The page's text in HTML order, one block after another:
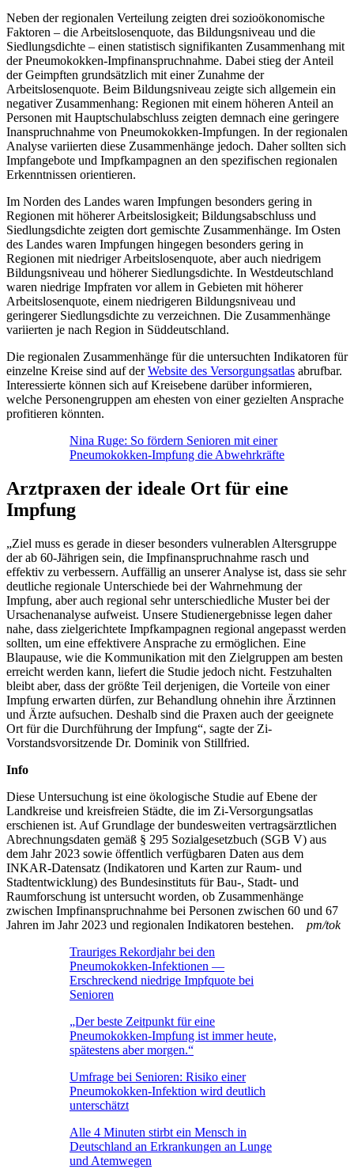
Neben der regionalen Verteilung zeigten drei sozioökonomische
Faktoren – die Arbeitslosenquote, das Bildungsniveau und die
Siedlungsdichte – einen statistisch signifikanten Zusammenhang mit
der Pneumokokken-Impfinanspruchnahme. Dabei stieg der Anteil
der Geimpften grundsätzlich mit einer Zunahme der
Arbeitslosenquote. Beim Bildungsniveau zeigte sich allgemein ein
negativer Zusammenhang: Regionen mit einem höheren Anteil an
Personen mit Hauptschulabschluss zeigten demnach eine geringere
Inanspruchnahme von Pneumokokken-Impfungen. In der regionalen
Analyse variierten diese Zusammenhänge jedoch. Daher sollten sich
Impfangebote und Impfkampagnen an den spezifischen regionalen
Erkenntnissen orientieren.
Im Norden des Landes waren Impfungen besonders gering in
Regionen mit höherer Arbeitslosigkeit; Bildungsabschluss und
Siedlungsdichte zeigten dort gemischte Zusammenhänge. Im Osten
des Landes waren Impfungen hingegen besonders gering in
Regionen mit niedriger Arbeitslosenquote, aber auch niedrigem
Bildungsniveau und höherer Siedlungsdichte. In Westdeutschland
waren niedrige Impfraten vor allem in Gebieten mit höherer
Arbeitslosenquote, einem niedrigeren Bildungsniveau und
geringerer Siedlungsdichte zu verzeichnen. Die Zusammenhänge
variierten je nach Region in Süddeutschland.
Die regionalen Zusammenhänge für die untersuchten Indikatoren für
einzelne Kreise sind auf derWebsite des Versorgungsatlas abrufbar.
Interessierte können sich auf Kreisebene darüber informieren,
welche Personengruppen am ehesten von einer gezielten Ansprache
profitieren könnten.
Nina Ruge: So fördern Senioren mit einer
Pneumokokken-Impfung die Abwehrkräfte
Arztpraxen der ideale Ort für eine
Impfung
„Ziel muss es gerade in dieser besonders vulnerablen Altersgruppe
der ab 60-Jährigen sein, die Impfinanspruchnahme rasch und
effektiv zu verbessern. Auffällig an unserer Analyse ist, dass sie sehr
deutliche regionale Unterschiede bei der Wahrnehmung der
Impfung, aber auch regional sehr unterschiedliche Muster bei der
Ursachenanalyse aufweist. Unsere Studienergebnisse legen daher
nahe, dass zielgerichtete Impfkampagnen regional angepasst werden
sollten, um eine effektivere Ansprache zu ermöglichen. Eine
Blaupause, wie die Kommunikation mit den Zielgruppen am besten
erreicht werden kann, liefert die Studie jedoch nicht. Festzuhalten
bleibt aber, dass der größte Teil derjenigen, die Vorteile von einer
Impfung erwarten dürfen, zur Behandlung ohnehin ihre Ärztinnen
und Ärzte aufsuchen. Deshalb sind die Praxen auch der geeignete
Ort für die Durchführung der Impfung“, sagte der Zi-
Vorstandsvorsitzende Dr. Dominik von Stillfried.
Info
Diese Untersuchung ist eine ökologische Studie auf Ebene der
Landkreise und kreisfreien Städte, die im Zi-Versorgungsatlas
erschienen ist. Auf Grundlage der bundesweiten vertragsärztlichen
Abrechnungsdaten gemäß § 295 Sozialgesetzbuch (SGB V) aus
dem Jahr 2023 sowie öffentlich verfügbaren Daten aus dem
INKAR-Datensatz (Indikatoren und Karten zur Raum- und
Stadtentwicklung) des Bundesinstituts für Bau-, Stadt- und
Raumforschung ist untersucht worden, ob Zusammenhänge
zwischen Impfinanspruchnahme bei Personen zwischen 60 und 67
Jahren im Jahr 2023 und regionalen Indikatoren bestehen. pm/tok
Trauriges Rekordjahr bei den
Pneumokokken-Infektionen —
Erschreckend niedrige Impfquote bei
Senioren
„Der beste Zeitpunkt für eine
Pneumokokken-Impfung ist immer heute,
spätestens aber morgen.“
Umfrage bei Senioren: Risiko einer
Pneumokokken-Infektion wird deutlich
unterschätzt
Alle 4 Minuten stirbt ein Mensch in
Deutschland an Erkrankungen an Lunge
und Atemwegen